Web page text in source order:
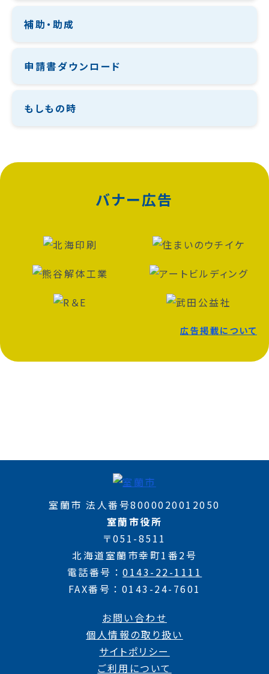
補助・助成
申請書ダウンロード
もしもの時
バナー広告
広告掲載について
室蘭市 法人番号8000020012050
室蘭市役所
〒051-8511
北海道室蘭市幸町1番2号
電話番号
0143-22-1111
FAX番号
0143-24-7601
お問い合わせ
個人情報の取り扱い
サイトポリシー
ご利用について